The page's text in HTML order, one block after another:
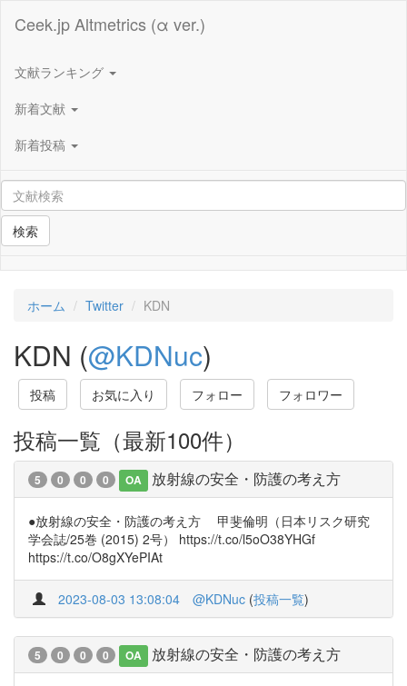
Ceek.jp Altmetrics (α ver.)
文献ランキング
新着文献
新着投稿
検索
ホーム Twitter KDN
KDN (@KDNuc)
投稿 お気に入り フォロー フォロワー
投稿一覧（最新100件）
5 0 0 0 OA 放射線の安全・防護の考え方
●放射線の安全・防護の考え方 甲斐倫明（日本リスク研究
学会誌/25巻 (2015) 2号） https://t.co/l5oO38YHGf
https://t.co/O8gXYePIAt
2023-08-03 13:08:04 @KDNuc (投稿一覧)
5 0 0 0 OA 放射線の安全・防護の考え方